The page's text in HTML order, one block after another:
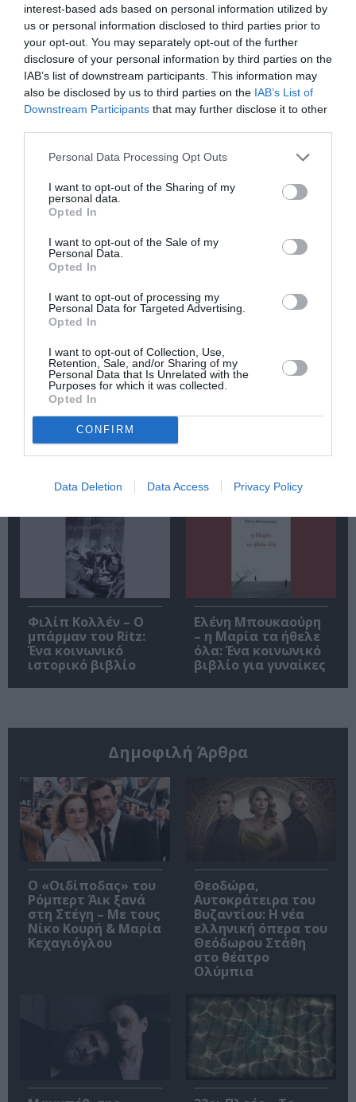
interest-based ads based on personal information utilized by
us or personal information disclosed to third parties prior to
your opt-out. You may separately opt-out of the further
disclosure of your personal information by third parties on the
IAB’s list of downstream participants. This information may
also be disclosed by us to third parties on the IAB’s List of
Downstream Participants that may further disclose it to other
Personal Data Processing Opt Outs
I want to opt-out of the Sharing of my
personal data.
Opted In
I want to opt-out of the Sale of my
Personal Data.
Opted In
I want to opt-out of processing my
Personal Data for Targeted Advertising.
Opted In
I want to opt-out of Collection, Use,
Retention, Sale, and/or Sharing of my
Personal Data that Is Unrelated with the
Purposes for which it was collected.
Opted In
CONFIRM
Data Deletion Data Access Privacy Policy
Newsletter
Κάθε βδομάδα στο e-mail σας τα τελευταία νέα για
την Τέχνη και τον Πολιτισμό!
Ακολουθήστε το Culturenow.gr
Αυτοβιογραφία
ενός πτώματος: Μια
συλλογή
διηγημάτων του
Κρζιζανόφσκι
Αντόνιο Πόρτσια –
διάλογος
Φιλίπ Κολλέν – Ο
μπάρμαν του Ritz:
Ένα κοινωνικό
ιστορικό βιβλίο
Ελένη Μπουκαούρη
– η Μαρία τα ήθελε
όλα: Ένα κοινωνικό
βιβλίο για γυναίκες
Δημοφιλή Άρθρα
O «Οιδίποδας» του
Ρόμπερτ Άικ ξανά
στη Στέγη – Με τους
Νίκο Κουρή & Μαρία
Κεχαγιόγλου
Θεοδώρα,
Αυτοκράτειρα του
Βυζαντίου: Η νέα
ελληνική όπερα του
Θεόδωρου Στάθη
στο θέατρο
Ολύμπια